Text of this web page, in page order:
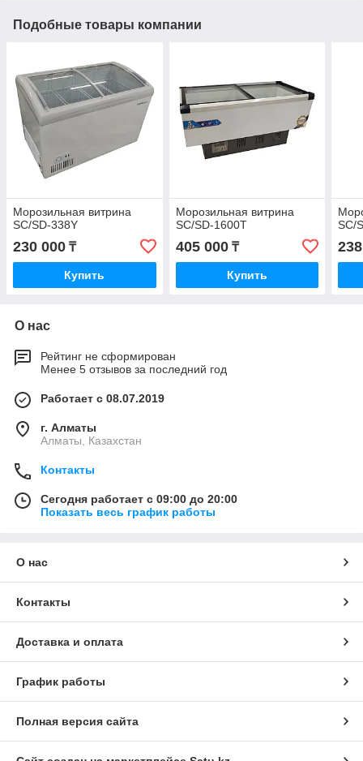
Подобные товары компании
Морозильная витрина
SC/SD-338Y
230 000 ₸
Купить
Морозильная витрина
SC/SD-1600T
405 000₸
Купить
SC/
О нас
Рейтинг не сформирован
Менее 5 отзывов за последний год
Работает с 08.07.2019
г. Алматы
Алматы, Казахстан
Контакты
Сегодня работает с 09:00 до 20:00
Показать весь график работы
О нас
Контакты
Доставка и оплата
График работы
Полная версия сайта